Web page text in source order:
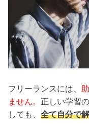
フリーランスには、
ません。 正しい学習
しても、 全て自分で